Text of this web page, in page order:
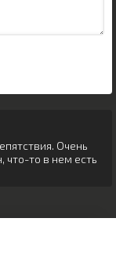
Очень
что-то в нем есть